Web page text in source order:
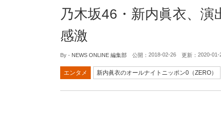
乃木坂46・新内眞衣、演
感激
By - NEWS ONLINE 編集部 公開： 2018-02-26 更新： 2020-01-
エンタメ 新内眞衣のオールナイトニッポン0（ZERO）